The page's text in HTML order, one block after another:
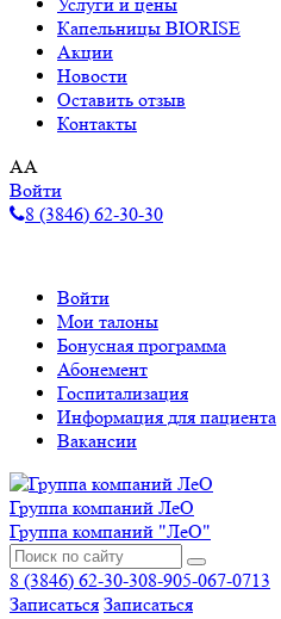
Капельницы BIORISE
Акции
Новости
Оставить отзыв
Контакты
AA
Войти
8 (3846) 62-30-30
Войти
Мои талоны
Бонусная программа
Абонемент
Госпитализация
Информация для пациента
Вакансии
Группа компаний ЛеО
Группа компаний "ЛеО"
8 (3846) 62-30-308-905-067-0713
Записаться Записаться